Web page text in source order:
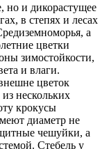
но и дикорастущее
в степях и лесах
а
цветки
зимостойкости,
и влаги.
цветок
нескольких
крокусы
диаметр не
чешуйки, а
Стебель у